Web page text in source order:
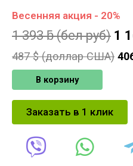
Весенняя акция - 20%
1 393ƃ(бел руб) 1
487$ (доллар США)
В корзину
Заказать в 1 клик